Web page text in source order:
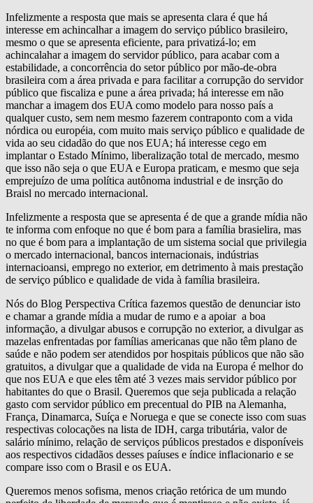
Infelizmente a resposta que mais se apresenta clara é que há
interesse em achincalhar a imagem do serviço público brasileiro,
mesmo o que se apresenta eficiente, para privatizá-lo; em
achincalahar a imagem do servidor público, para acabar com a
estabilidade, a concorrência do setor público por mão-de-obra
brasileira com a área privada e para facilitar a corrupção do servidor
público que fiscaliza e pune a área privada; há interesse em não
manchar a imagem dos EUA como modelo para nosso país a
qualquer custo, sem nem mesmo fazerem contraponto com a vida
nórdica ou européia, com muito mais serviço público e qualidade de
vida ao seu cidadão do que nos EUA; há interesse cego em
implantar o Estado Mínimo, liberalização total de mercado, mesmo
que isso não seja o que EUA e Europa praticam, e mesmo que seja
emprejuízo de uma política autônoma industrial e de insrção do
Braisl no mercado internacional.
Infelizmente a resposta que se apresenta é de que a grande mídia não
te informa com enfoque no que é bom para a família brasielira, mas
no que é bom para a implantação de um sistema social que privilegia
o mercado internacional, bancos internacionais, indústrias
internacioansi, emprego no exterior, em detrimento à mais prestação
de serviço público e qualidade de vida à família brasileira.
Nós do Blog Perspectiva Crítica fazemos questão de denunciar isto
e chamar a grande mídia a mudar de rumo e a apoiar a boa
informação, a divulgar abusos e corrupção no exterior, a divulgar as
mazelas enfrentadas por famílias americanas que não têm plano de
saúde e não podem ser atendidos por hospitais públicos que não são
gratuitos, a divulgar que a qualidade de vida na Europa é melhor do
que nos EUA e que eles têm até 3 vezes mais servidor público por
habitantes do que o Brasil. Queremos que seja publicada a relação
gasto com servidor público em precentual do PIB na Alemanha,
França, Dinamarca, Suíça e Noruega e que se conecte isso com suas
respectivas colocações na lista de IDH, carga tributária, valor de
salário mínimo, relação de serviços públicos prestados e disponíveis
aos respectivos cidadãos desses paíuses e índice inflacionario e se
compare isso com o Brasil e os EUA.
Queremos menos sofisma, menos criação retórica de um mundo